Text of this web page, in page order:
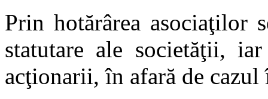
Prin hotărârea asociaţilor
statutare ale societăţii,
acţionarii, în afară de